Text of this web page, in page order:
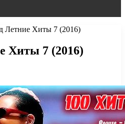
Летние Хиты 7 (2016)
Хиты 7 (2016)